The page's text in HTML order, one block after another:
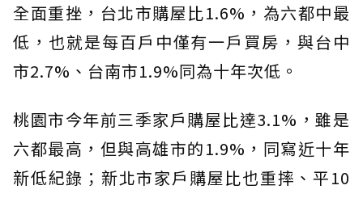
全面重挫，台北市購屋比1.6%，為六都中最
低，也就是每百戶中僅有一戶買房，與台中
市2.7%、台南市1.9%同為十年次低。
桃園市今年前三季家戶購屋比達3.1%，雖是
六都最高，但與高雄市的1.9%，同寫近十年
新低紀錄；新北市家戶購屋比也重摔、平10